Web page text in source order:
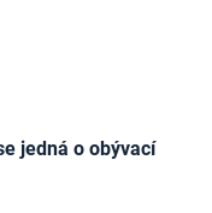
jedná o obývací